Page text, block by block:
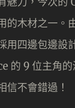
的木材之一。
用四邊包邊設
的 9 位主角
信不會錯過！